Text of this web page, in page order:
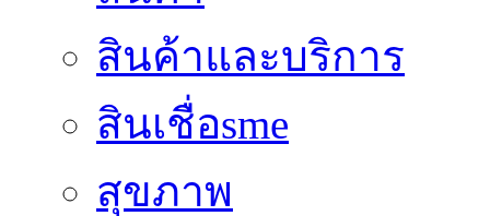
สินค้าและบริการ
สินเชื่อsme
สุขภาพ